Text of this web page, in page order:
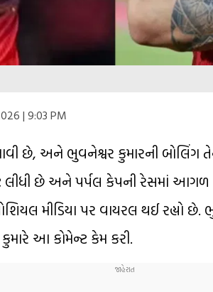
| 9:03 PM
છે, અને ભુવનેશ્વર કુમારની
લીધી છે અને પર્પલ કેપની રેસમાં આગળ
મીડિયા પર વાયરલ થઈ રહ્યો છે.
આ કોમેન્ટ કેમ કરી.